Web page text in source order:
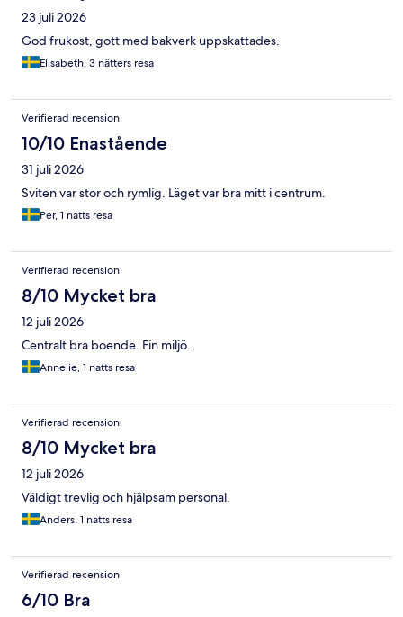
23 juli 2026
God frukost, gott med bakverk uppskattades.
Elisabeth, 3 nätters resa
Verifierad recension
10/10 Enastående
31 juli 2026
Sviten var stor och rymlig. Läget var bra mitt i centrum.
Per, 1 natts resa
Verifierad recension
8/10 Mycket bra
12 juli 2026
Centralt bra boende. Fin miljö.
Annelie, 1 natts resa
Verifierad recension
8/10 Mycket bra
12 juli 2026
Väldigt trevlig och hjälpsam personal.
Anders, 1 natts resa
Verifierad recension
6/10 Bra